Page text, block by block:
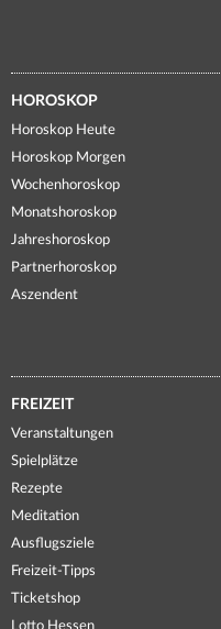
HOROSKOP
Horoskop Heute
Horoskop Morgen
Wochenhoroskop
Monatshoroskop
Jahreshoroskop
Partnerhoroskop
Aszendent
FREIZEIT
Veranstaltungen
Spielplätze
Rezepte
Meditation
Ausflugsziele
Freizeit-Tipps
Ticketshop
Lotto Hessen